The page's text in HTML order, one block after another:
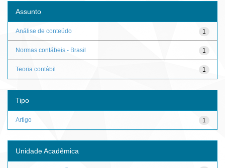
Assunto
1
Análise de conteúdo
1
Normas contábeis - Brasil
1
Teoria contábil
Tipo
1
Artigo
Unidade Acadêmica